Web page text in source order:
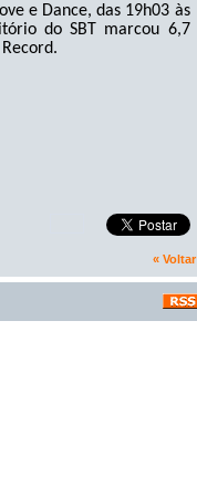
e Dance, das 19h03 às
do SBT marcou 6,7
« Voltar